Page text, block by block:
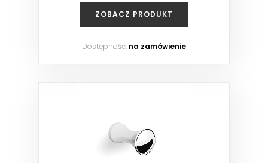
ZOBACZ PRODUKT
Dostępność: na zamówienie